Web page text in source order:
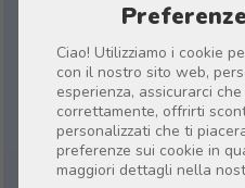
Ciao! Utilizziamo i cookie
con il nostro sito web,
esperienza, assicurarci
correttamente, offrirti
personalizzati che ti
preferenze sui cookie in
maggiori dettagli nella
album
battesimo
La nostrastoria
non ha solo lo spazio
speciali della cerimonia,